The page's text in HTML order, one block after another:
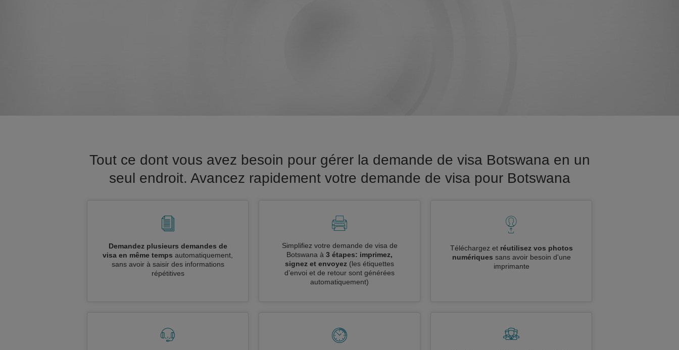
Tout ce dont vous avez besoin pour gérer la demande de visa Botswana en un
seul endroit. Avancez rapidement votre demande de visa pour Botswana
Demandez plusieurs demandes de
visa en même temps automatiquement,
sans avoir à saisir des informations
répétitives
Simplifiez votre demande de visa de
Botswana à 3 étapes: imprimez,
signez et envoyez (les étiquettes
d’envoi et de retour sont générées
automatiquement)
Téléchargez et réutilisez vos photos
numériques sans avoir besoin d'une
imprimante